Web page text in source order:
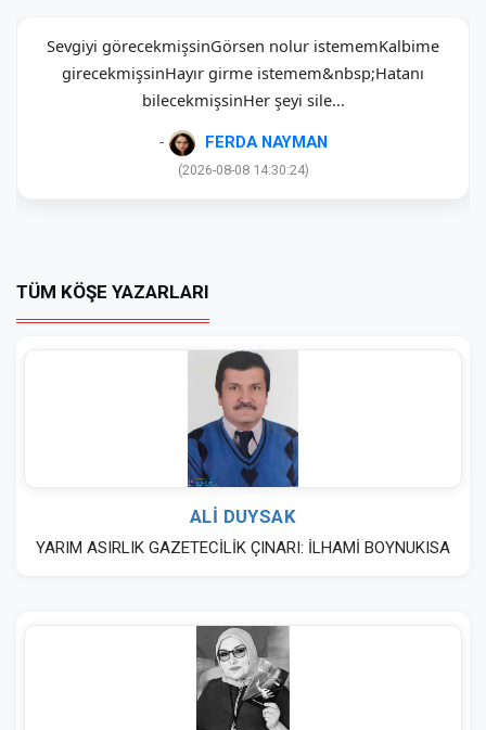
Sevgiyi görecekmişsinGörsen nolur istememKalbime
girecekmişsinHayır girme istemem&nbsp;Hatanı
bilecekmişsinHer şeyi sile...
- FERDA NAYMAN
(2026-08-08 14:30:24)
TÜM KÖŞE YAZARLARI
ALİ DUYSAK
YARIM ASIRLIK GAZETECİLİK ÇINARI: İLHAMİ BOYNUKISA